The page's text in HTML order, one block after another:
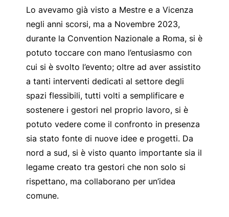
Lo avevamo già visto a Mestre e a Vicenza
negli anni scorsi, ma a Novembre 2023,
durante la Convention Nazionale a Roma, si è
potuto toccare con mano l’entusiasmo con
cui si è svolto l’evento; oltre ad aver assistito
a tanti interventi dedicati al settore degli
spazi flessibili, tutti volti a semplificare e
sostenere i gestori nel proprio lavoro, si è
potuto vedere come il confronto in presenza
sia stato fonte di nuove idee e progetti. Da
nord a sud, si è visto quanto importante sia il
legame creato tra gestori che non solo si
rispettano, ma collaborano per un’idea
comune.